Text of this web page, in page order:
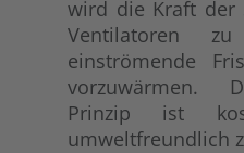
wird die Kraft der
Ventilatoren
einströmende
vorzuwärmen.
Prinzip ist
umweltfreundlich